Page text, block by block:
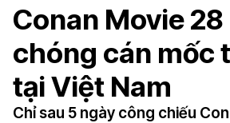
Conan Movie
chóng cán mốc
tại Việt Nam
Chỉ sau 5 ngày công chiếu